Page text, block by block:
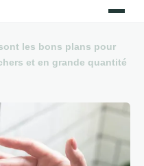
les bons plans pour
et en grande quantité